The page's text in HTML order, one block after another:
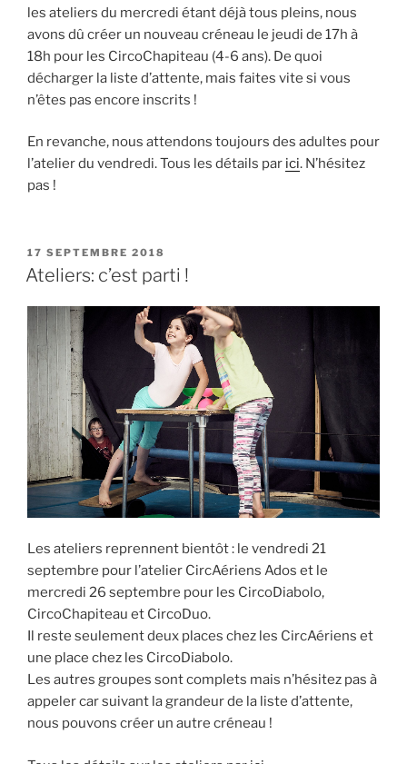
les ateliers du mercredi étant déjà tous pleins, nous
avons dû créer un nouveau créneau le jeudi de 17h à
18h pour les CircoChapiteau (4-6 ans). De quoi
décharger la liste d’attente, mais faites vite si vous
n’êtes pas encore inscrits !
En revanche, nous attendons toujours des adultes pour
l’atelier du vendredi. Tous les détails par ici. N’hésitez
pas !
PUBLIÉ
LE
17 SEPTEMBRE 2018
Ateliers: c’est parti !
Les ateliers reprennent bientôt : le vendredi 21
septembre pour l’atelier CircAériens Ados et le
mercredi 26 septembre pour les CircoDiabolo,
CircoChapiteau et CircoDuo.
Il reste seulement deux places chez les CircAériens et
une place chez les CircoDiabolo.
Les autres groupes sont complets mais n’hésitez pas à
appeler car suivant la grandeur de la liste d’attente,
nous pouvons créer un autre créneau !